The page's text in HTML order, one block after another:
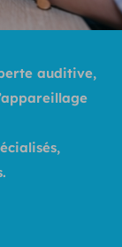
auditive,